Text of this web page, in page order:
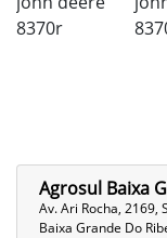
Agrosul Baixa
Av. Ari Rocha, 2169,
Baixa Grande Do